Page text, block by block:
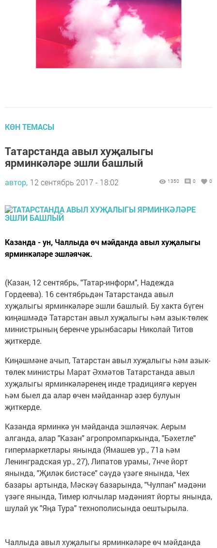
КӨН ТЕМАСЫ
Татарстанда авыл хуҗалыгы
ярминкәләре эшли башлый
автор, 12 сентябрь 2017 - 18:02 1350 0 0
Казанда - ун, Чаллыда өч мәйданда авыл хуҗалыгы
ярминкәләре эшләячәк.
(Казан, 12 сентябрь, "Татар-информ", Надежда
Гордеева). 16 сентябрьдән Татарстанда авыл
хуҗалыгы ярминкәләре эшли башлый. Бу хакта бүген
киңәшмәдә Татарстан авыл хуҗалыгы һәм азык-төлек
министрының беренче урынбасары Николай Титов
җиткерде.
Киңәшмәне ачып, Татарстан авыл хуҗалыгы һәм азык-
төлек министры Марат Әхмәтов Татарстанда авыл
хуҗалыгы ярминкәләренең инде традициягә керүен
һәм быел да алар өчен мәйданнар әзер булуын
җиткерде.
Казанда ярминкә ун мәйданда эшләячәк. Аерым
алганда, алар "Казан" агропромпаркында, "Бәхетле"
гипермаркетлары янында (Ямашев ур., 71а һәм
Ленинградская ур., 27), Липатов урамы, 7нче йорт
янында, "Җиләк бистәсе" сәүдә үзәге янында, Чех
базары артында, Мәскәү базарында, "Чулпан" мәдәни
үзәге янында, Тимер юлчылар мәдәният йорты янында,
шулай ук "Яңа Тура" технополисында оештырыла.
Чаллыда авыл хуҗалыгы ярминкәләре өч мәйданда